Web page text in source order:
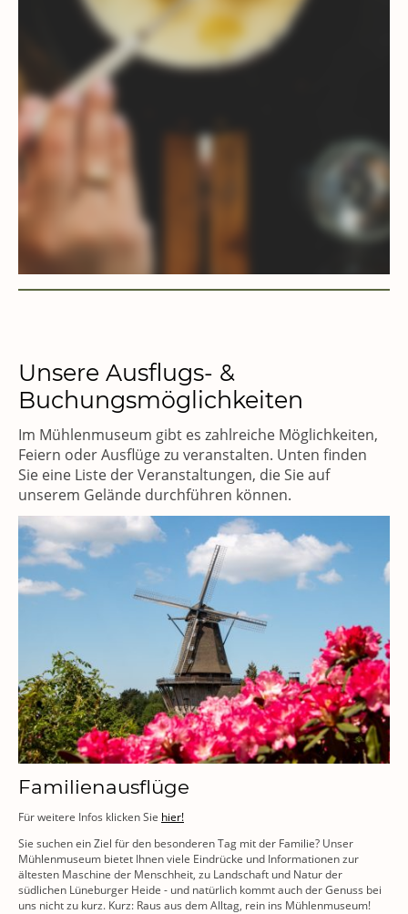
Unsere Ausflugs- &
Buchungsmöglichkeiten
Im Mühlenmuseum gibt es zahlreiche Möglichkeiten,
Feiern oder Ausflüge zu veranstalten. Unten finden
Sie eine Liste der Veranstaltungen, die Sie auf
unserem Gelände durchführen können.
Familienausflüge
Für weitere Infos klicken Sie hier!
Sie suchen ein Ziel für den besonderen Tag mit der Familie? Unser
Mühlenmuseum bietet Ihnen viele Eindrücke und Informationen zur
ältesten Maschine der Menschheit, zu Landschaft und Natur der
südlichen Lüneburger Heide - und natürlich kommt auch der Genuss bei
uns nicht zu kurz. Kurz: Raus aus dem Alltag, rein ins Mühlenmuseum!